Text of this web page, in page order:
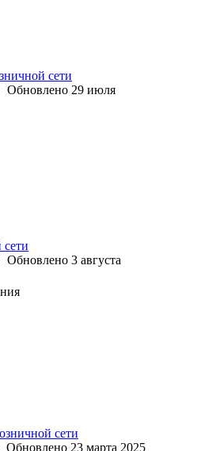
сети
Обновлено 29 июля
сети
Обновлено 3 августа
сети
Обновлено 23 марта 2025